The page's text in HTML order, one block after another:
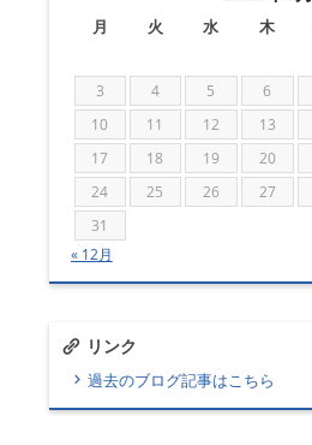
月 火 水 木
3
4 5 6
10
11 12 13
17
18 19 20
24
25 26 27
31
« 12月
リンク
過去のブログ記事はこちら